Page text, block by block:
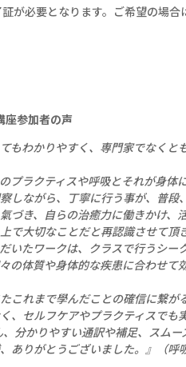
が必要となります。ご希望の場
参加者の声
てもわかりやすく、専門家でなくと
プラクティスや呼吸とそれが身体
しながら、丁寧に行う事が、普段
づき、自らの治癒力に働きかけ、
で大切なことだと再認識させて頂
いたワークは、クラスで行うシー
の体質や身体的な疾患に合わせて
これまで學んだことの確信に繋が
、セルフケアやプラクティスでも
分かりやすい通訳や補足、スム
ありがとうございました。』（呼